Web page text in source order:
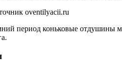
oventilyacii.ru
период коньковые отдушины